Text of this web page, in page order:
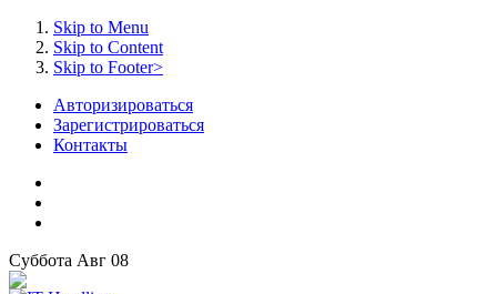
Skip to Menu
Skip to Content
Skip to Footer>
Авторизироваться
Зарегистрироваться
Контакты
Суббота Авг 08